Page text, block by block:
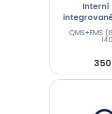
QMS+EMS
QMS+EMS